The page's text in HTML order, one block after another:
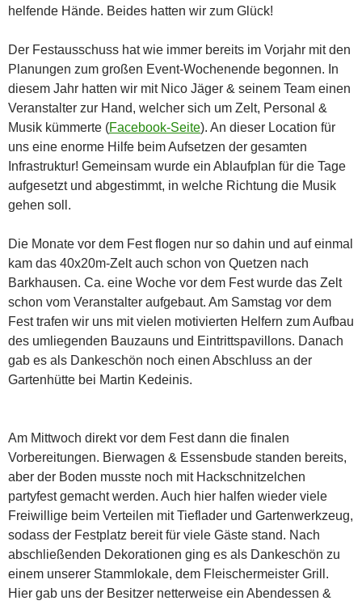
helfende Hände. Beides hatten wir zum Glück!
Der Festausschuss hat wie immer bereits im Vorjahr mit den
Planungen zum großen Event-Wochenende begonnen. In
diesem Jahr hatten wir mit Nico Jäger & seinem Team einen
Veranstalter zur Hand, welcher sich um Zelt, Personal &
Musik kümmerte (Facebook-Seite). An dieser Location für
uns eine enorme Hilfe beim Aufsetzen der gesamten
Infrastruktur! Gemeinsam wurde ein Ablaufplan für die Tage
aufgesetzt und abgestimmt, in welche Richtung die Musik
gehen soll.
Die Monate vor dem Fest flogen nur so dahin und auf einmal
kam das 40x20m-Zelt auch schon von Quetzen nach
Barkhausen. Ca. eine Woche vor dem Fest wurde das Zelt
schon vom Veranstalter aufgebaut. Am Samstag vor dem
Fest trafen wir uns mit vielen motivierten Helfern zum Aufbau
des umliegenden Bauzauns und Eintrittspavillons. Danach
gab es als Dankeschön noch einen Abschluss an der
Gartenhütte bei Martin Kedeinis.
Am Mittwoch direkt vor dem Fest dann die finalen
Vorbereitungen. Bierwagen & Essensbude standen bereits,
aber der Boden musste noch mit Hackschnitzelchen
partyfest gemacht werden. Auch hier halfen wieder viele
Freiwillige beim Verteilen mit Tieflader und Gartenwerkzeug,
sodass der Festplatz bereit für viele Gäste stand. Nach
abschließenden Dekorationen ging es als Dankeschön zu
einem unserer Stammlokale, dem Fleischermeister Grill.
Hier gab uns der Besitzer netterweise ein Abendessen &